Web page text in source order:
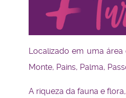
Localizado em uma
Monte, Pains, Palma,
A riqueza da fauna e